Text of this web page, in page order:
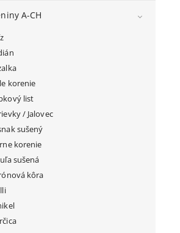
A-CH
korenie
list
/ Jalovec
sušený
korenie
sušená
kôra